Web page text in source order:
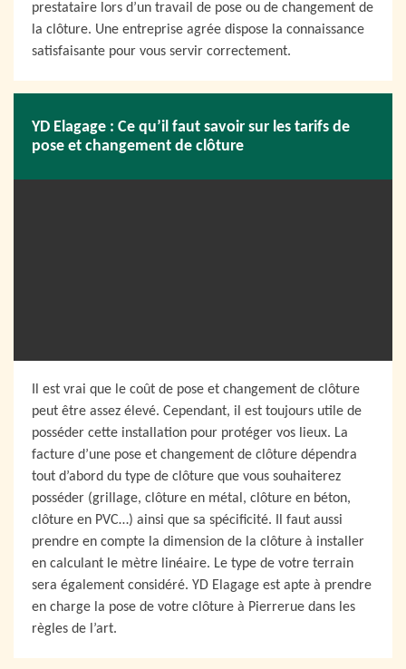
prestataire lors d’un travail de pose ou de changement de
la clôture. Une entreprise agrée dispose la connaissance
satisfaisante pour vous servir correctement.
YD Elagage : Ce qu’il faut savoir sur les tarifs de
pose et changement de clôture
Il est vrai que le coût de pose et changement de clôture
peut être assez élevé. Cependant, il est toujours utile de
posséder cette installation pour protéger vos lieux. La
facture d’une pose et changement de clôture dépendra
tout d’abord du type de clôture que vous souhaiterez
posséder (grillage, clôture en métal, clôture en béton,
clôture en PVC…) ainsi que sa spécificité. Il faut aussi
prendre en compte la dimension de la clôture à installer
en calculant le mètre linéaire. Le type de votre terrain
sera également considéré. YD Elagage est apte à prendre
en charge la pose de votre clôture à Pierrerue dans les
règles de l’art.